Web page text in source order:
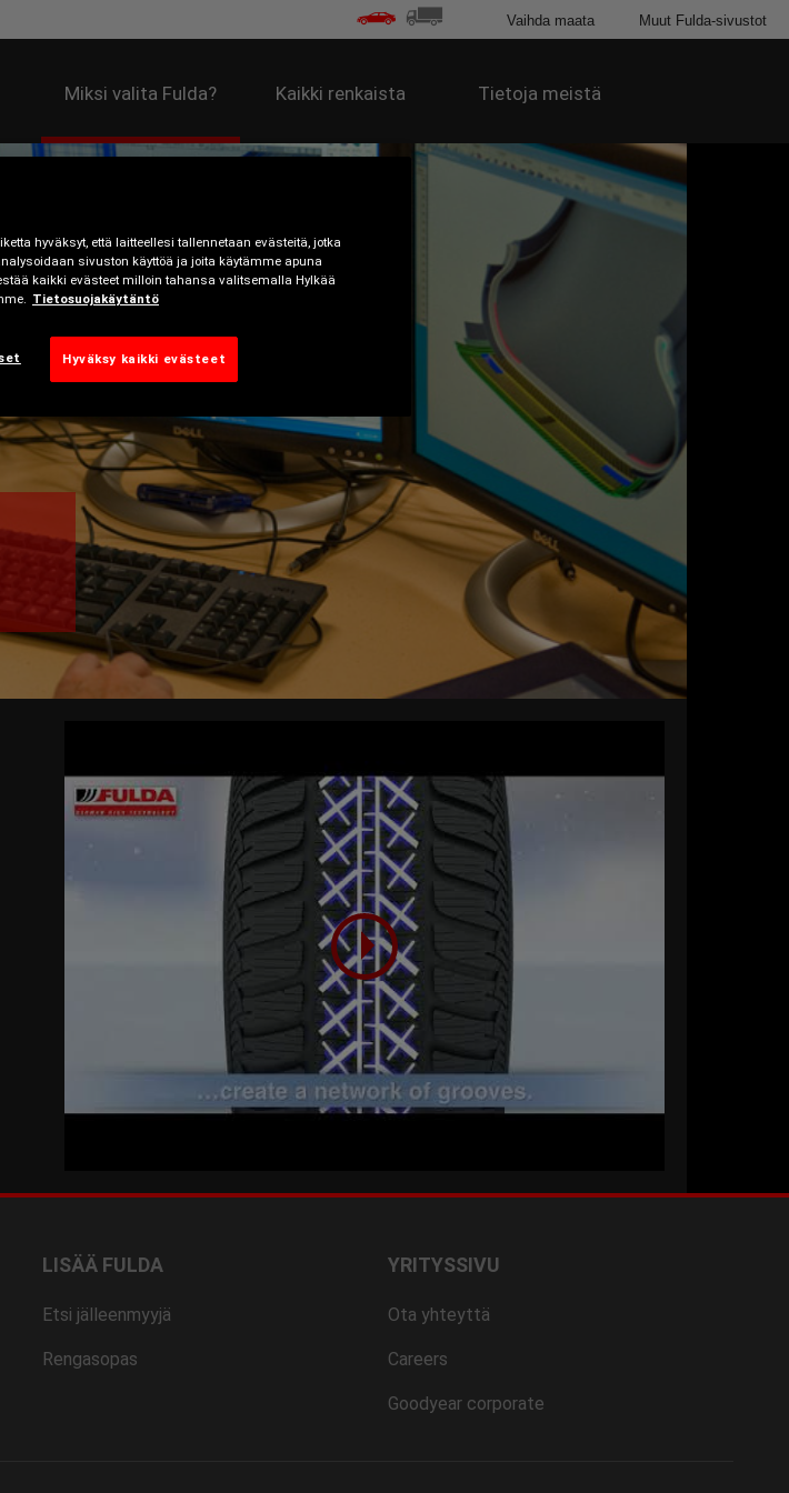
Miksi valita Fulda? Kaikki renkaista Tietoja meistä
Vaihda maata Muut Fulda-sivustot
LISÄÄ FULDA
Etsi jälleenmyyjä
Rengasopas
YRITYSSIVU
Ota yhteyttä
Careers
Goodyear corporate
hyväksyt, että laitteellesi tallennetaan evästeitä, jotka
sivuston käyttöä ja joita käytämme apuna
kaikki evästeet milloin tahansa valitsemalla Hylkää
Tietosuojakäytäntö
Hyväksy kaikki evästeet